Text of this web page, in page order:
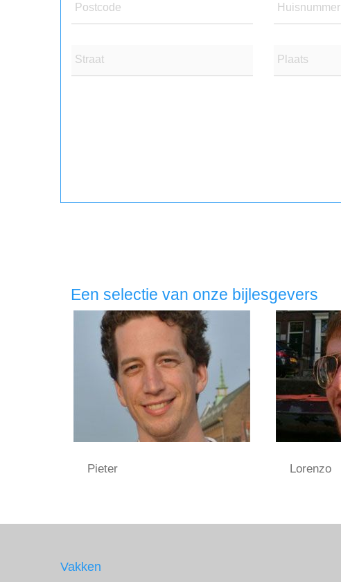
Postcode Huisnummer
Straat Plaats
Een selectie van onze bijlesgevers
Pieter Lorenzo
Vakken